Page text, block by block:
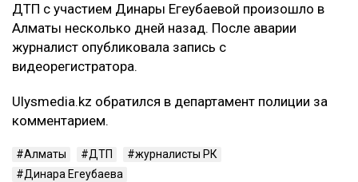
ДТП с участием Динары Егеубаевой произошло в
Алматы несколько дней назад. После аварии
журналист опубликовала запись с
видеорегистратора.
Ulysmedia.kz обратился в департамент полиции за
комментарием.
Алматы ДТП
журналисты РК
Динара Егеубаева